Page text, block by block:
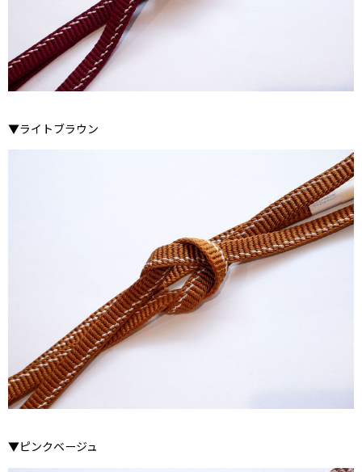
▼ライトブラウン
▼ピンクベージュ